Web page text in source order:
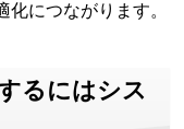
につながります。
るにはシス